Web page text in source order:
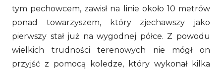
tym pechowcem, zawisł na linie około 10 metrów
ponad towarzyszem, który zjechawszy jako
pierwszy stał już na wygodnej półce. Z powodu
wielkich trudności terenowych nie mógł on
przyjść z pomocą koledze, który wykonał kilka